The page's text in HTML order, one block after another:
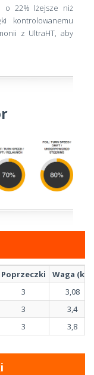
o 22% lżejsze niż
kontrolowanemu
z UltraHT, aby
Poprzeczki
Waga (kg)
3
3,08
3
3,4
3 3,8